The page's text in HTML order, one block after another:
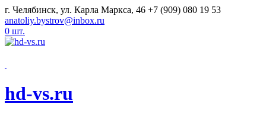
г. Челябинск, ул. Карла Маркса, 46 +7 (909) 080 19 53
anatoliy.bystrov@inbox.ru
0 шт.
hd-vs.ru